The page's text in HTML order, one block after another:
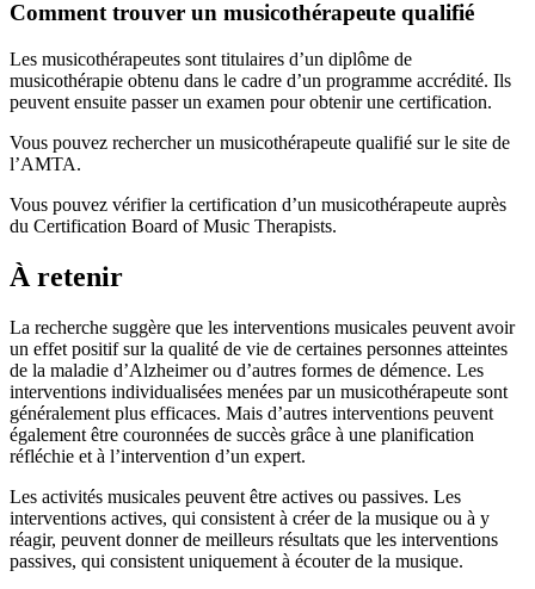
Comment trouver un musicothérapeute qualifié
Les musicothérapeutes sont titulaires d’un diplôme de
musicothérapie obtenu dans le cadre d’un programme accrédité. Ils
peuvent ensuite passer un examen pour obtenir une certification.
Vous pouvez rechercher un musicothérapeute qualifié sur le site de
l’AMTA.
Vous pouvez vérifier la certification d’un musicothérapeute auprès
du Certification Board of Music Therapists.
À retenir
La recherche suggère que les interventions musicales peuvent avoir
un effet positif sur la qualité de vie de certaines personnes atteintes
de la maladie d’Alzheimer ou d’autres formes de démence. Les
interventions individualisées menées par un musicothérapeute sont
généralement plus efficaces. Mais d’autres interventions peuvent
également être couronnées de succès grâce à une planification
réfléchie et à l’intervention d’un expert.
Les activités musicales peuvent être actives ou passives. Les
interventions actives, qui consistent à créer de la musique ou à y
réagir, peuvent donner de meilleurs résultats que les interventions
passives, qui consistent uniquement à écouter de la musique.